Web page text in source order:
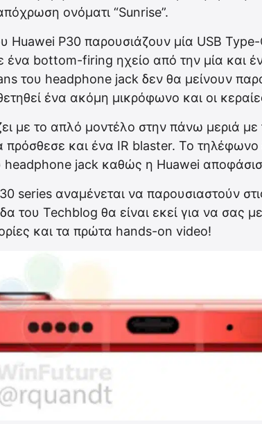
ονόματι “Sunrise”.
Huawei P30 παρουσιάζουν μία USB
ένα bottom-firing ηχείο από την μία και
του headphone jack δεν θα μείνουν
ένα ακόμη μικρόφωνο και οι
με το απλό μοντέλο στην πάνω μεριά με
πρόσθεσε και ένα IR blaster. Το τηλέφωνο
headphone jack καθώς η Huawei
series αναμένεται να παρουσιαστούν
του Techblog θα είναι εκεί για να σας
και τα πρώτα hands-on video!